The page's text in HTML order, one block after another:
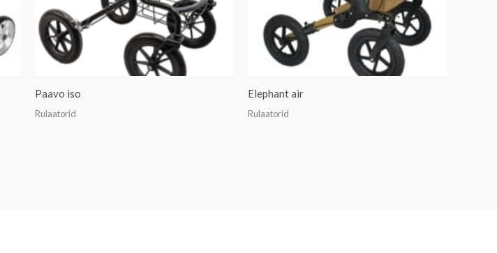
Paavo iso
Rulaatorid
Elephant air
Rulaatorid